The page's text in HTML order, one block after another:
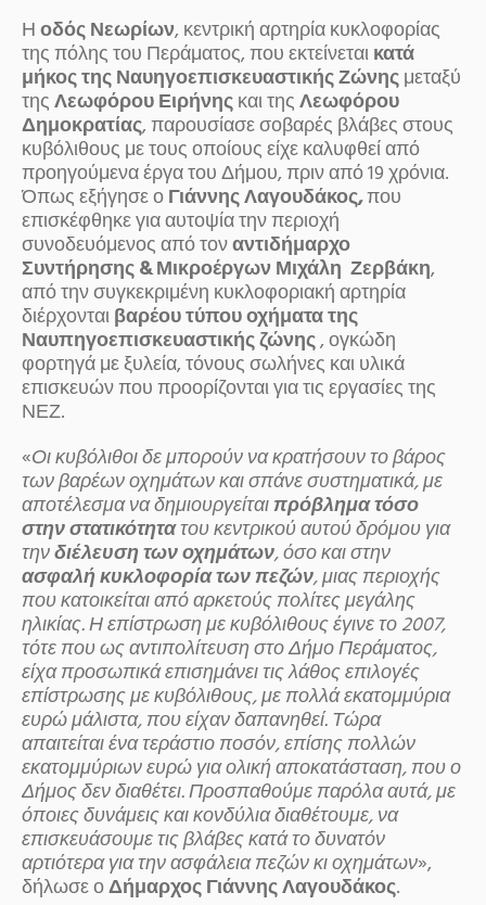
Ηοδός Νεωρίων, κεντρική αρτηρία κυκλοφορίας
της πόλης του Περάματος, που εκτείνεταικατά
μήκος της Ναυηγοεπισκευαστικής Ζώνηςμεταξύ
τηςΛεωφόρου Ειρήνηςκαι τηςΛεωφόρου
Δημοκρατίας, παρουσίασε σοβαρές βλάβες στους
κυβόλιθους με τους οποίους είχε καλυφθεί από
προηγούμενα έργα του Δήμου, πριν από 19 χρόνια.
Όπως εξήγησε οΓιάννης Λαγουδάκος,που
επισκέφθηκε για αυτοψία την περιοχή
συνοδευόμενος από τοναντιδήμαρχο
Συντήρησης & Μικροέργων Μιχάλη Ζερβάκη,
από την συγκεκριμένη κυκλοφοριακή αρτηρία
διέρχονταιβαρέου τύπου οχήματα της
Ναυπηγοεπισκευαστικής ζώνης, ογκώδη
φορτηγά με ξυλεία, τόνους σωλήνες και υλικά
επισκευών που προορίζονται για τις εργασίες της
ΝΕΖ.
«Οι κυβόλιθοι δε μπορούν να κρατήσουν το βάρος
των βαρέων οχημάτων και σπάνε συστηματικά, με
αποτέλεσμα να δημιουργείταιπρόβλημα τόσο
στην στατικότητατου κεντρικού αυτού δρόμου για
τηνδιέλευση των οχημάτων, όσο και στην
ασφαλή κυκλοφορία των πεζών, μιας περιοχής
που κατοικείται από αρκετούς πολίτες μεγάλης
ηλικίας. Η επίστρωση με κυβόλιθους έγινε το 2007,
τότε που ως αντιπολίτευση στο Δήμο Περάματος,
είχα προσωπικά επισημάνει τις λάθος επιλογές
επίστρωσης με κυβόλιθους, με πολλά εκατομμύρια
ευρώ μάλιστα, που είχαν δαπανηθεί. Τώρα
απαιτείται ένα τεράστιο ποσόν, επίσης πολλών
εκατομμύριων ευρώ για ολική αποκατάσταση, που ο
Δήμος δεν διαθέτει. Προσπαθούμε παρόλα αυτά, με
όποιες δυνάμεις και κονδύλια διαθέτουμε, να
επισκευάσουμε τις βλάβες κατά το δυνατόν
αρτιότερα για την ασφάλεια πεζών κι οχημάτων»,
δήλωσε οΔήμαρχος Γιάννης Λαγουδάκος.